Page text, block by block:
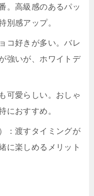
。高級感のあるパッ
別感アップ。
コ好きが多い。バレ
強いが、ホワイトデ
可愛らしい。おしゃ
におすすめ。
：渡すタイミングが
に楽しめるメリット